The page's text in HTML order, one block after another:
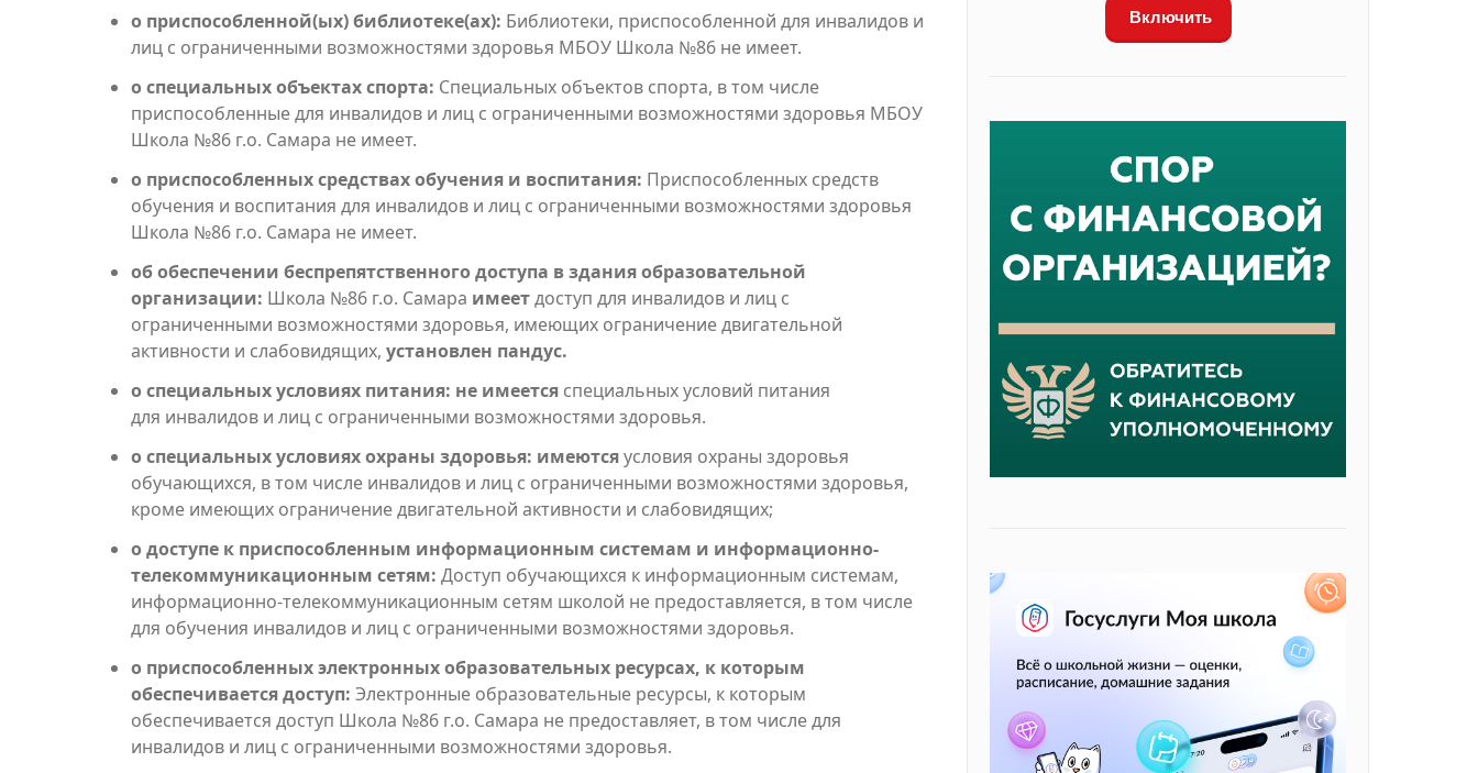
о приспособленной(ых) библиотеке(ах): Библиотеки, приспособленной для инвалидов и
лиц с ограниченными возможностями здоровья МБОУ Школа №86 не имеет.
о специальных объектах спорта: Специальных объектов спорта, в том числе
приспособленные для инвалидов и лиц с ограниченными возможностями здоровья МБОУ
Школа №86 г.о. Самара не имеет.
о приспособленных средствах обучения и воспитания: Приспособленных средств
обучения и воспитания для инвалидов и лиц с ограниченными возможностями здоровья
Школа №86 г.о. Самара не имеет.
об обеспечении беспрепятственного доступа в здания образовательной
организации: Школа №86 г.о. Самара имеетдоступ для инвалидов и лиц с
ограниченными возможностями здоровья, имеющих ограничение двигательной
активности и слабовидящих, установлен пандус.
о специальных условиях питания: не имеется специальных условий питания
для инвалидов и лиц с ограниченными возможностями здоровья.
о специальных условиях охраны здоровья: имеютсяусловия охраны здоровья
обучающихся, в том числе инвалидов и лиц с ограниченными возможностями здоровья,
кроме имеющих ограничение двигательной активности и слабовидящих;
о доступе к приспособленным информационным системам и информационно-
телекоммуникационным сетям: Доступ обучающихся к информационным системам,
информационно-телекоммуникационным сетям школой не предоставляется, в том числе
для обучения инвалидов и лиц с ограниченными возможностями здоровья.
о приспособленных электронных образовательных ресурсах, к которым
обеспечивается доступ: Электронные образовательные ресурсы, к которым
обеспечивается доступ Школа №86 г.о. Самара не предоставляет, в том числе для
инвалидов и лиц с ограниченными возможностями здоровья.
Включить